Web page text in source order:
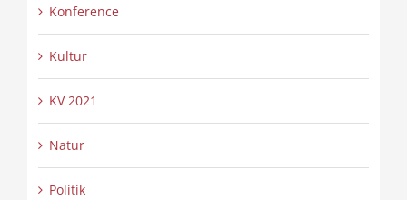
Konference
Kultur
KV 2021
Natur
Politik